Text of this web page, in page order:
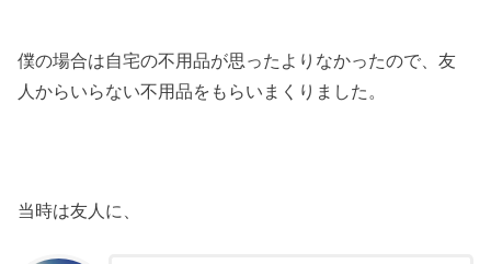
僕の場合は自宅の不用品が思ったよりなかったので、友
人からいらない不用品をもらいまくりました。
当時は友人に、